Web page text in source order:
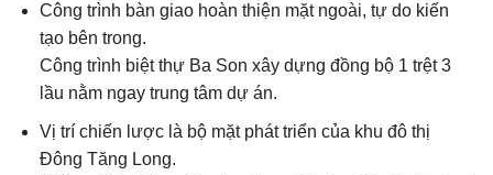
Công trình bàn giao hoàn thiện mặt ngoài, tự do kiến
tạo bên trong.
Công trình biệt thự Ba Son xây dựng đồng bộ 1 trệt 3
lầu nằm ngay trung tâm dự án.
Vị trí chiến lược là bộ mặt phát triển của khu đô thị
Đông Tăng Long.